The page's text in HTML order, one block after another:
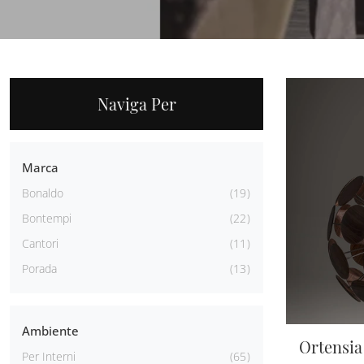
Naviga Per
Marca
Bonaldo
19
Bontempi
22
Cantori
11
Porada
13
Ambiente
Per Interni 65 Ortensia